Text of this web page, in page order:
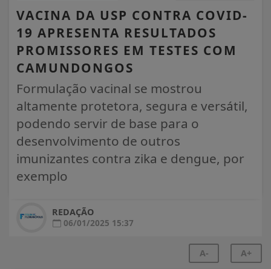
VACINA DA USP CONTRA COVID-
19 APRESENTA RESULTADOS
PROMISSORES EM TESTES COM
CAMUNDONGOS
Formulação vacinal se mostrou
altamente protetora, segura e versátil,
podendo servir de base para o
desenvolvimento de outros
imunizantes contra zika e dengue, por
exemplo
REDAÇÃO
06/01/2025 15:37
A- A+